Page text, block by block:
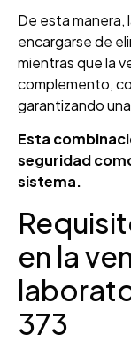
De esta manera,
encargarse de
mientras que la
complemento,
garantizando
Esta
seguridad
sistema.
en la
373